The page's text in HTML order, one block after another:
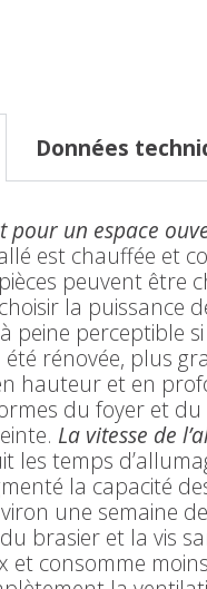
Données
pour un espace
est chauffée et
peuvent être
la puissance
peine perceptible
rénovée, plus
hauteur et en
du foyer et
La vitesse de
les temps
la capacité
une semaine
brasier et la vis
et consomme